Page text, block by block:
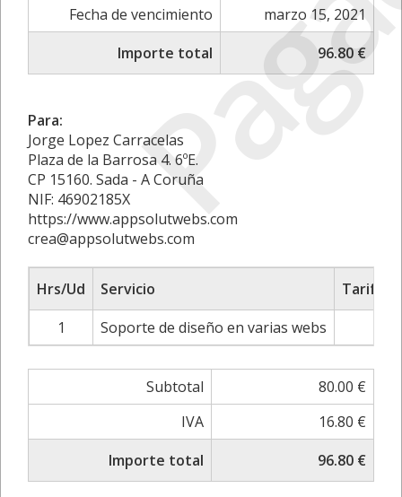
Fecha de vencimiento
marzo 15, 2021
Importe total
96.80 €
Para:
Jorge Lopez Carracelas
Plaza de la Barrosa 4. 6ºE.
CP 15160. Sada - A Coruña
NIF: 46902185X
https://www.appsolutwebs.com
crea@appsolutwebs.com
Hrs/Ud Servicio
Tarifa/
1
Soporte de diseño en varias webs
Subtotal
80.00 €
IVA
16.80 €
Importe total
96.80 €